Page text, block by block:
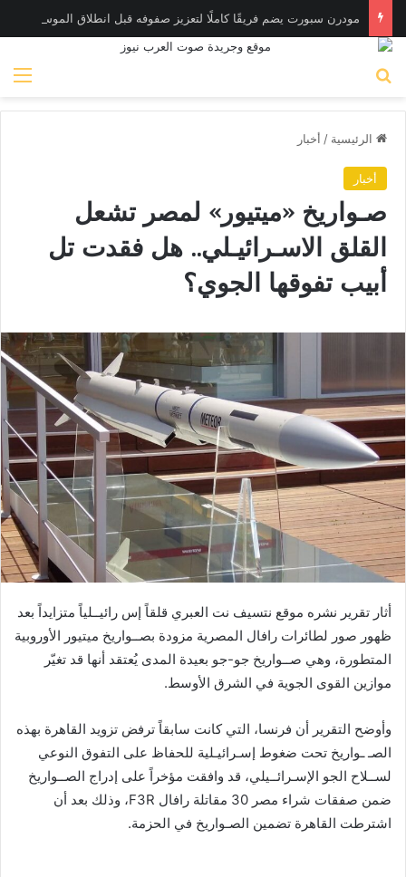
الرئيسية / أخبار
أخبار
صـواريخ «ميتيور» لمصر تشعل
القلق الاسـرائيـلي.. هل فقدت تل
أبيب تفوقها الجوي؟
أثار تقرير نشره موقع نتسيف نت العبري قلقاً إس رائيــلياً متزايداً بعد
ظهور صور لطائرات رافال المصرية مزودة بصــواريخ ميتيور الأوروبية
المتطورة، وهي صــواريخ جو-جو بعيدة المدى يُعتقد أنها قد تغيّر
موازين القوى الجوية في الشرق الأوسط.
وأوضح التقرير أن فرنسا، التي كانت سابقاً ترفض تزويد القاهرة بهذه
الصـ ـواريخ تحت ضغوط إسـرائيـلية للحفاظ على التفوق النوعي
لســلاح الجو الإسـرائــيلي، قد وافقت مؤخراً على إدراج الصــواريخ
ضمن صفقات شراء مصر 30 مقاتلة رافال F3R، وذلك بعد أن
اشترطت القاهرة تضمين الصـواريخ في الحزمة.